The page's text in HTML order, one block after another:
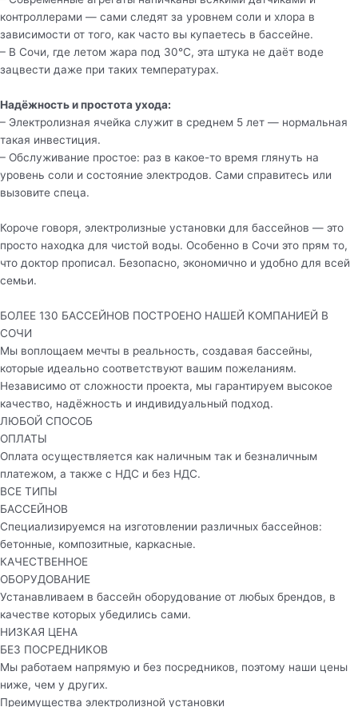
контроллерами — сами следят за уровнем соли и хлора в
зависимости от того, как часто вы купаетесь в бассейне.
– В Сочи, где летом жара под 30°C, эта штука не даёт воде
зацвести даже при таких температурах.
Надёжность и простота ухода:
– Электролизная ячейка служит в среднем 5 лет — нормальная
такая инвестиция.
– Обслуживание простое: раз в какое-то время глянуть на
уровень соли и состояние электродов. Сами справитесь или
вызовите спеца.
Короче говоря, электролизные установки для бассейнов — это
просто находка для чистой воды. Особенно в Сочи это прям то,
что доктор прописал. Безопасно, экономично и удобно для всей
семьи.
БОЛЕЕ 130 БАССЕЙНОВ ПОСТРОЕНО НАШЕЙ КОМПАНИЕЙ В
СОЧИ
Мы воплощаем мечты в реальность, создавая бассейны,
которые идеально соответствуют вашим пожеланиям.
Независимо от сложности проекта, мы гарантируем высокое
качество, надёжность и индивидуальный подход.
ЛЮБОЙ СПОСОБ
ОПЛАТЫ
Оплата осуществляется как наличным так и безналичным
платежом, а также с НДС и без НДС.
ВСЕ ТИПЫ
БАССЕЙНОВ
Специализируемся на изготовлении различных бассейнов:
бетонные, композитные, каркасные.
КАЧЕСТВЕННОЕ
ОБОРУДОВАНИЕ
Устанавливаем в бассейн оборудование от любых брендов, в
качестве которых убедились сами.
НИЗКАЯ ЦЕНА
БЕЗ ПОСРЕДНИКОВ
Мы работаем напрямую и без посредников, поэтому наши цены
ниже, чем у других.
Преимущества электролизной установки